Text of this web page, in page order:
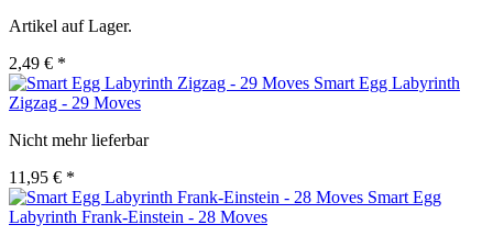
Artikel auf Lager.
2,49 € *
Smart Egg Labyrinth
Zigzag - 29 Moves
Nicht mehr lieferbar
11,95 € *
Smart Egg
Labyrinth Frank-Einstein - 28 Moves